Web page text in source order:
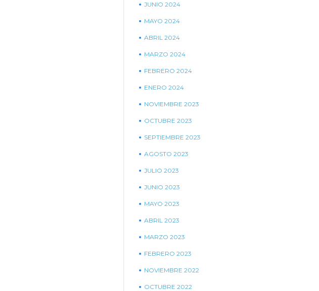
JUNIO 2024
MAYO 2024
ABRIL 2024
MARZO 2024
FEBRERO 2024
ENERO 2024
NOVIEMBRE 2023
OCTUBRE 2023
SEPTIEMBRE 2023
AGOSTO 2023
JULIO 2023
JUNIO 2023
MAYO 2023
ABRIL 2023
MARZO 2023
FEBRERO 2023
NOVIEMBRE 2022
OCTUBRE 2022